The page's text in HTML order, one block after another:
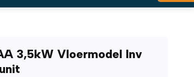
3,5kW Vloermodel Inv